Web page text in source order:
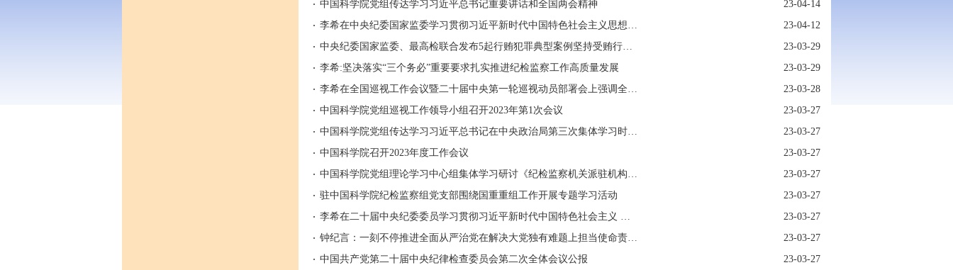
中国科学院党组传达学习习近平总书记重要讲话和全国两会精神
23-04-14
李希在中央纪委国家监委学习贯彻习近平新时代中国特色社会主义思想主题教...
23-04-12
中央纪委国家监委、最高检联合发布5起行贿犯罪典型案例坚持受贿行贿一起查...
23-03-29
李希:坚决落实“三个务必”重要要求扎实推进纪检监察工作高质量发展
23-03-29
李希在全国巡视工作会议暨二十届中央第一轮巡视动员部署会上强调全面贯彻...
23-03-28
中国科学院党组巡视工作领导小组召开2023年第1次会议
23-03-27
中国科学院党组传达学习习近平总书记在中央政治局第三次集体学习时的重要...
23-03-27
中国科学院召开2023年度工作会议
23-03-27
中国科学院党组理论学习中心组集体学习研讨《纪检监察机关派驻机构工作规则》
23-03-27
驻中国科学院纪检监察组党支部围绕国重重组工作开展专题学习活动
23-03-27
李希在二十届中央纪委委员学习贯彻习近平新时代中国特色社会主义 思想...
23-03-27
钟纪言：一刻不停推进全面从严治党在解决大党独有难题上担当使命责任 深入...
23-03-27
中国共产党第二十届中央纪律检查委员会第二次全体会议公报
23-03-27